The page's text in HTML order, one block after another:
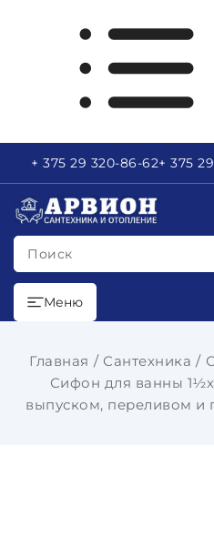
+ 375 29 320-86-62+ 375 29
Поиск
Меню
Главная Сантехника
Сифон для ванны
выпуском, переливом и